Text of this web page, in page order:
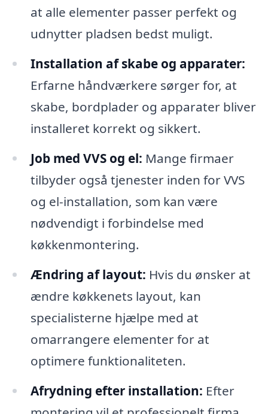
at alle elementer passer perfekt og
udnytter pladsen bedst muligt.
Installation af skabe og apparater:
Erfarne håndværkere sørger for, at
skabe, bordplader og apparater bliver
installeret korrekt og sikkert.
Job med VVS og el: Mange firmaer
tilbyder også tjenester inden for VVS
og el-installation, som kan være
nødvendigt i forbindelse med
køkkenmontering.
Ændring af layout: Hvis du ønsker at
ændre køkkenets layout, kan
specialisterne hjælpe med at
omarrangere elementer for at
optimere funktionaliteten.
Afrydning efter installation: Efter